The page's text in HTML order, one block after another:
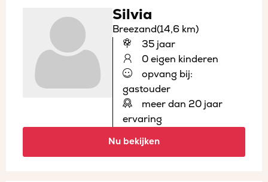
Silvia
Breezand(14,6 km)
35 jaar
0 eigen kinderen
opvang bij:
gastouder
meer dan 20 jaar
ervaring
Nu bekijken